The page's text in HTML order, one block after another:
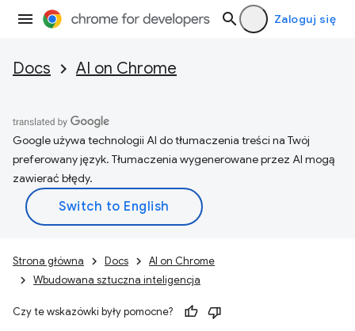
Zaloguj się
Docs AI on Chrome
Google używa technologii AI do tłumaczenia treści na Twój
preferowany język. Tłumaczenia wygenerowane przez AI mogą
zawierać błędy.
Strona główna Docs
AI on Chrome
Wbudowana sztuczna inteligencja
Czy te wskazówki były pomocne?